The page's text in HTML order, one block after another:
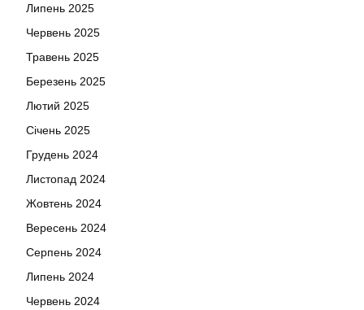
Липень 2025
Червень 2025
Травень 2025
Березень 2025
Лютий 2025
Січень 2025
Грудень 2024
Листопад 2024
Жовтень 2024
Вересень 2024
Серпень 2024
Липень 2024
Червень 2024